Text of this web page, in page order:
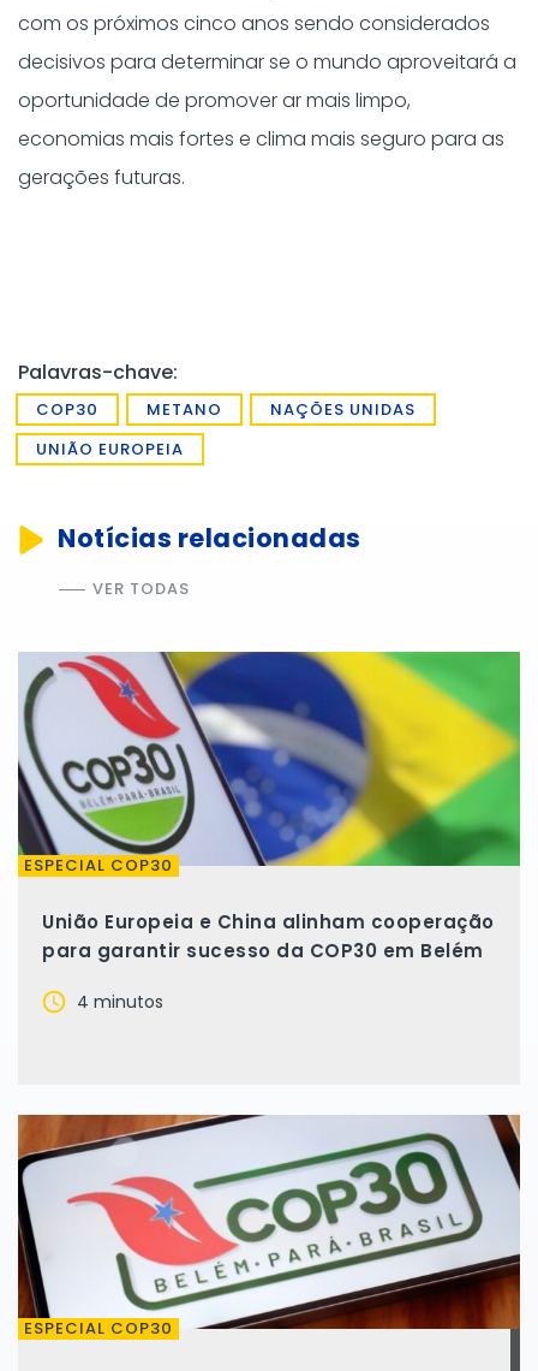
com os próximos cinco anos sendo considerados
decisivos para determinar se o mundo aproveitará a
oportunidade de promover ar mais limpo,
economias mais fortes e clima mais seguro para as
gerações futuras.
Palavras-chave:
COP30 METANO
NAÇÕES UNIDAS
UNIÃO EUROPEIA
Notícias relacionadas
VER TODAS
ESPECIAL COP30
União Europeia e China alinham cooperação
para garantir sucesso da COP30 em Belém
4 minutos
ESPECIAL COP30